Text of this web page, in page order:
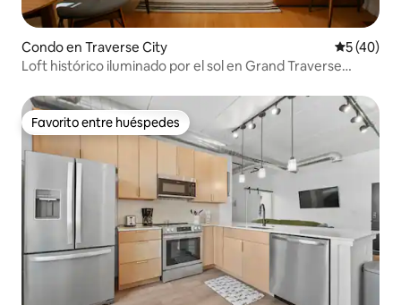
Condo en Traverse City
5 (40)
Loft histórico iluminado por el sol en Grand Traverse
Favorito entre huéspedes
Favorito entre huéspedes